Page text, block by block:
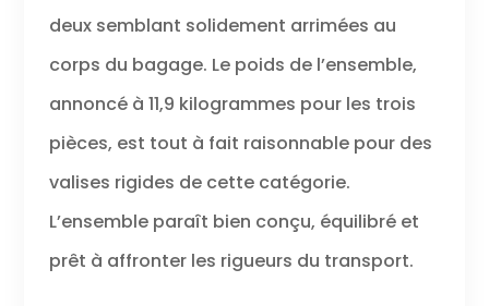
deux semblant solidement arrimées au
corps du bagage. Le poids de l’ensemble,
annoncé à 11,9 kilogrammes pour les trois
pièces, est tout à fait raisonnable pour des
valises rigides de cette catégorie.
L’ensemble paraît bien conçu, équilibré et
prêt à affronter les rigueurs du transport.